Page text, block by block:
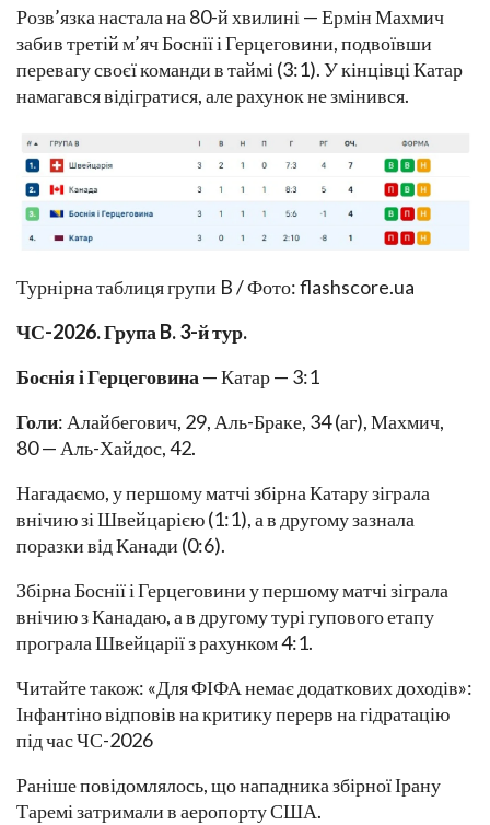
Розв’язка настала на 80-й хвилині — Ермін Махмич
забив третій м’яч Боснії і Герцеговини, подвоївши
перевагу своєї команди в таймі (3:1). У кінцівці Катар
намагався відігратися, але рахунок не змінився.
Турнірна таблиця групи B / Фото: flashscore.ua
ЧС-2026. Група B. 3-й тур.
Боснія і Герцеговина — Катар — 3:1
Голи: Алайбегович, 29, Аль-Браке, 34 (аг), Махмич,
80 — Аль-Хайдос, 42.
Нагадаємо, у першому матчі збірна Катару зіграла
внічию зі Швейцарією (1:1), а в другому зазнала
поразки від Канади (0:6).
Збірна Боснії і Герцеговини у першому матчі зіграла
внічию з Канадаю, а в другому турі гупового етапу
програла Швейцарії з рахунком 4:1.
Читайте також: «Для ФІФА немає додаткових доходів»:
Інфантіно відповів на критику перерв на гідратацію
під час ЧС-2026
Раніше повідомлялось, що нападника збірної Ірану
Таремі затримали в аеропорту США.